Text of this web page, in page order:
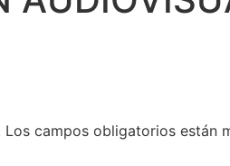
Los campos obligatorios están